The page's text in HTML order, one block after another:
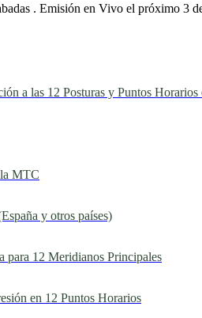
. Emisión en Vivo el próximo 3
a las 12 Posturas y Puntos
MTC
y otros países)
para 12 Meridianos Principales
en 12 Puntos Horarios